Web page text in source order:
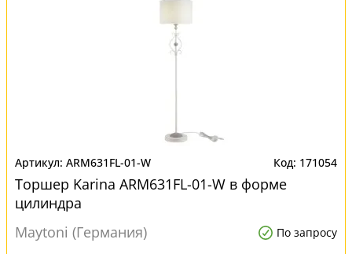
ARM631FL-01-W 171054
Торшер Karina ARM631FL-01-W в форме
цилиндра
Maytoni (Германия)
По запросу